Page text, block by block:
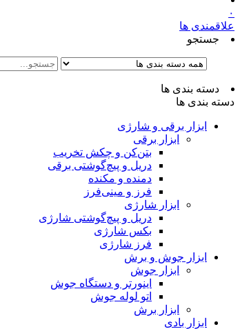
۰
علاقمندی ها
جستجو
دسته بندی ها
دسته بندی ها
ابزار برقی و شارژی
ابزار برقی
بتن‌کن و چکش تخریب
دریل و پیچ‌گوشتی برقی
دمنده و مکنده
فرز و مینی‌فرز
ابزار شارژی
دریل و پیچ‌گوشتی شارژی
بکس شارژی
فرز شارژی
ابزار جوش و برش
ابزار جوش
اینورتر و دستگاه جوش
اتو لوله جوش
ابزار برش
ابزار بادی